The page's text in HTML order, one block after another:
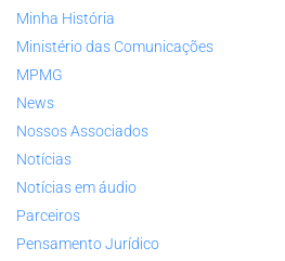
Minha História
Ministério das Comunicações
MPMG
News
Nossos Associados
Notícias
Notícias em áudio
Parceiros
Pensamento Jurídico